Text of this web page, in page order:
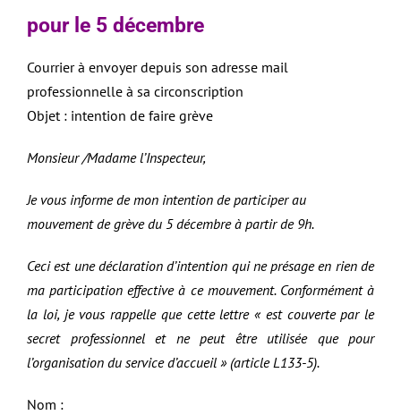
pour le 5 décembre
Courrier à envoyer depuis son adresse mail
professionnelle à sa circonscription
Objet : intention de faire grève
Monsieur /Madame l’Inspecteur,
Je vous informe de mon intention de participer au
mouvement de grève du 5 décembre à partir de 9h.
Ceci est une déclaration d’intention qui ne présage en rien de
ma participation effective à ce mouvement. Conformément à
la loi, je vous rappelle que cette lettre « est couverte par le
secret professionnel et ne peut être utilisée que pour
l’organisation du service d’accueil » (article L133-5).
Nom :